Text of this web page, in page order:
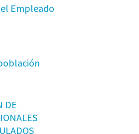
Empleado
DE